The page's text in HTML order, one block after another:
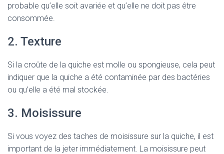
probable qu’elle soit avariée et qu’elle ne doit pas être
consommée.
2. Texture
Si la croûte de la quiche est molle ou spongieuse, cela peut
indiquer que la quiche a été contaminée par des bactéries
ou qu’elle a été mal stockée.
3. Moisissure
Si vous voyez des taches de moisissure sur la quiche, il est
important de la jeter immédiatement. La moisissure peut